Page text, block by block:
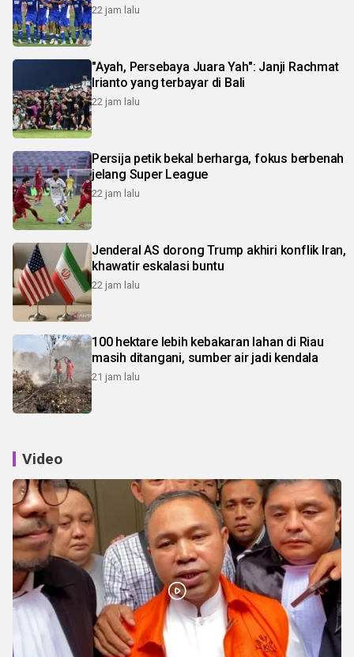
22 jam lalu
"Ayah, Persebaya Juara Yah": Janji Rachmat
Irianto yang terbayar di Bali
22 jam lalu
Persija petik bekal berharga, fokus berbenah
jelang Super League
22 jam lalu
Jenderal AS dorong Trump akhiri konflik Iran,
khawatir eskalasi buntu
22 jam lalu
100 hektare lebih kebakaran lahan di Riau
masih ditangani, sumber air jadi kendala
21 jam lalu
Video